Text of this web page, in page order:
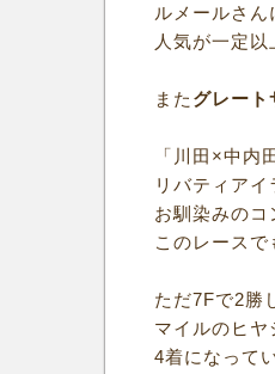
ルメールさん
人気が一定以
また グレート
「川田×中内
リバティアイ
お馴染みのコ
このレースで
ただ7Fで2勝
マイルのヒヤ
4着になって